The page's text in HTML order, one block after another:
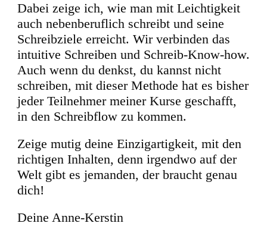
Dabei zeige ich, wie man mit Leichtigkeit
auch nebenberuflich schreibt und seine
Schreibziele erreicht. Wir verbinden das
intuitive Schreiben und Schreib-Know-how.
Auch wenn du denkst, du kannst nicht
schreiben, mit dieser Methode hat es bisher
jeder Teilnehmer meiner Kurse geschafft,
in den Schreibflow zu kommen.
Zeige mutig deine Einzigartigkeit, mit den
richtigen Inhalten, denn irgendwo auf der
Welt gibt es jemanden, der braucht genau
dich!
Deine Anne-Kerstin